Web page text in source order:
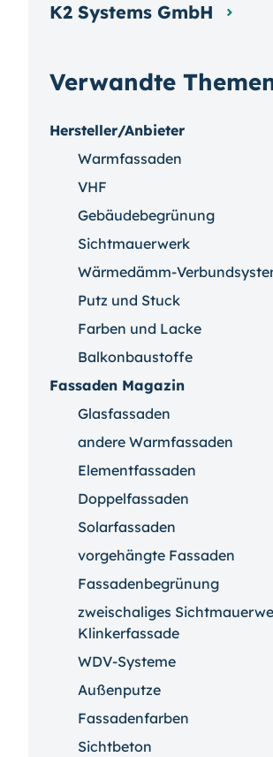
Verwandte
Hersteller/Anbieter
Warmfassaden
VHF
Gebäudebegrünung
Sichtmauerwerk
Wärmedämm-
Putz und Stuck
Farben und Lacke
Balkonbaustoffe
Fassaden Magazin
Glasfassaden
andere Warmfassaden
Elementfassaden
Doppelfassaden
Solarfassaden
vorgehängte Fassaden
Fassadenbegrünung
zweischaliges
Klinkerfassade
WDV-Systeme
Außenputze
Fassadenfarben
Sichtbeton
K2 Systems GmbH